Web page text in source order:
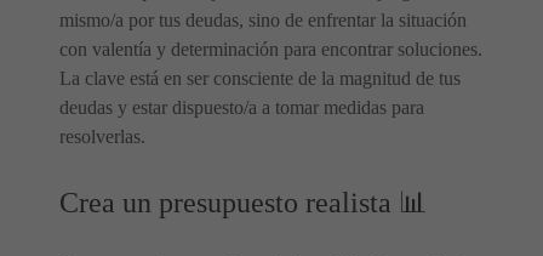
mismo/a por tus deudas, sino de enfrentar la situación
con valentía y determinación para encontrar soluciones.
La clave está en ser consciente de la magnitud de tus
deudas y estar dispuesto/a a tomar medidas para
resolverlas.
Crea un presupuesto realista 📊